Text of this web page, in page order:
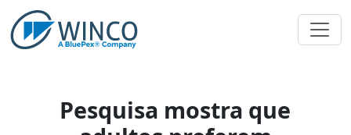
Pular
para
Pesquisa mostra que